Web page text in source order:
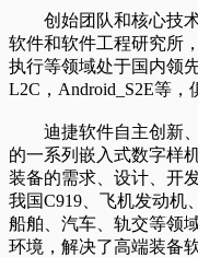
创始团队和核心技
软件和软件工程研究所
执行等领域处于国内领
L2C，Android_S2E等，
迪捷软件自主创新
的一系列嵌入式数字样
装备的需求、设计、开
我国C919、飞机发动机
船舶、汽车、轨交等领
环境，解决了高端装备